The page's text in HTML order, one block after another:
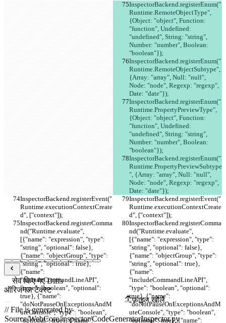
InspectorBackend.registerEnum("
Runtime.RemoteObjectType",
{Object: "object", Function:
"function", Undefined:
"undefined", String: "string",
Number: "number", Boolean:
"boolean"});
InspectorBackend.registerEnum("
Runtime.RemoteObjectSubtype",
{Array: "array", Null: "null",
Node: "node", Regexp: "regexp",
Date: "date"});
InspectorBackend.registerEnum("
Runtime.PropertyPreviewType",
{Object: "object", Function:
"function", Undefined:
"undefined", String: "string",
Number: "number", Boolean:
"boolean"});
InspectorBackend.registerEnum("
Runtime.PropertyPreviewSubtype
", {Array: "array", Null: "null",
Node: "node", Regexp: "regexp",
Date: "date"});
InspectorBackend.registerEvent("
Runtime.executionContextCreate
d", ["context"]);
InspectorBackend.registerEvent("
Runtime.executionContextCreate
d", ["context"]);
InspectorBackend.registerComma
nd("Runtime.evaluate",
[{"name": "expression", "type":
"string", "optional": false},
{"name": "objectGroup", "type":
"string", "optional": true},
{"name":
"includeCommandLineAPI",
"type": "boolean", "optional":
true}, {"name":
"doNotPauseOnExceptionsAndM
uteConsole", "type": "boolean",
"optional": true}, {"name":
InspectorBackend.registerComma
nd("Runtime.evaluate",
[{"name": "expression", "type":
"string", "optional": false},
{"name": "objectGroup", "type":
"string", "optional": true},
{"name":
"includeCommandLineAPI",
"type": "boolean", "optional":
true}, {"name":
"doNotPauseOnExceptionsAndM
uteConsole", "type": "boolean",
"optional": true}, {"name":
सेव किए गए Diffs
ऑरिजनल टेक्स्ट
फ़ाइल खोलें